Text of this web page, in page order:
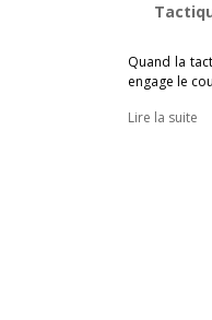
Quand la
engage le
Lire la suite